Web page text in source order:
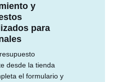
y
para
desde la tienda
el formulario y